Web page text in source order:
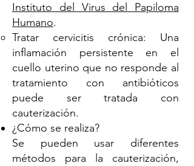
Instituto del Virus del Papiloma
Humano.
Tratar cervicitis crónica: Una
inflamación persistente en el
cuello uterino que no responde al
tratamiento con antibióticos
puede ser tratada con
cauterización.
¿Cómo se realiza?
Se pueden usar diferentes
métodos para la cauterización,